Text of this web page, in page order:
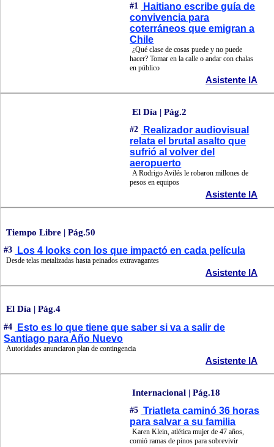
#1
Haitiano escribe guía de
convivencia para
coterráneos que emigran a
Chile
¿Qué clase de cosas puede y no puede
hacer? Tomar en la calle o andar con chalas
en público
Asistente IA
El Día | Pág.2
#2
Realizador audiovisual
relata el brutal asalto que
sufrió al volver del
aeropuerto
A Rodrigo Avilés le robaron millones de
pesos en equipos
Asistente IA
Tiempo Libre | Pág.50
#3 Los 4 looks con los que impactó en cada película
Desde telas metalizadas hasta peinados extravagantes
Asistente IA
El Día | Pág.4
#4
Esto es lo que tiene que saber si va a salir de
Santiago para Año Nuevo
Autoridades anunciaron plan de contingencia
Asistente IA
Internacional | Pág.18
#5 Triatleta caminó 36 horas
para salvar a su familia
Karen Klein, atlética mujer de 47 años,
comió ramas de pinos para sobrevivir